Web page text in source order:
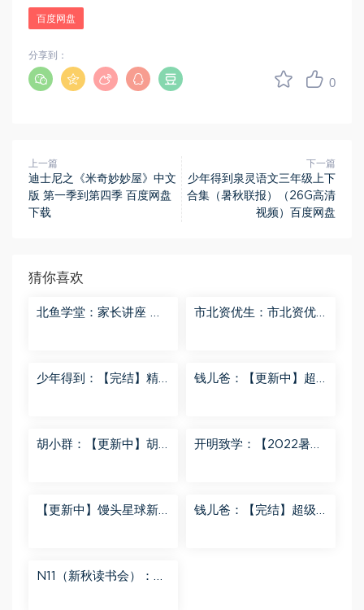
百度网盘
0
分享到：
上一篇
迪士尼之《米奇妙妙屋》中文
版 第一季到第四季 百度网盘
下载
下一篇
少年得到泉灵语文三年级上下
合集（暑秋联报）（26G高清
视频）百度网盘
猜你喜欢
北鱼学堂：家长讲座 百
市北资优生：市北资优
少年得到：【完结】精
钱儿爸：【更新中】超
胡小群：【更新中】胡
开明致学：【2022暑
【更新中】馒头星球新
钱儿爸：【完结】超级
N11（新秋读书会）：